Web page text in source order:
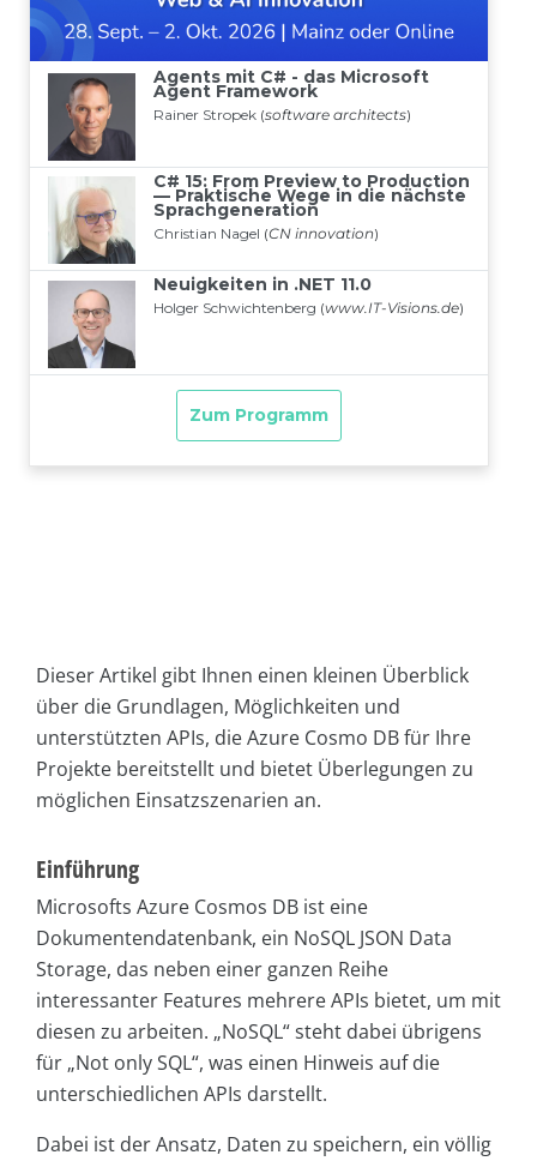
Dieser Artikel gibt Ihnen einen kleinen Überblick
über die Grundlagen, Möglichkeiten und
unterstützten APIs, die Azure Cosmo DB für Ihre
Projekte bereitstellt und bietet Überlegungen zu
möglichen Einsatzszenarien an.
Einführung
Microsofts Azure Cosmos DB ist eine
Dokumentendatenbank, ein NoSQL JSON Data
Storage, das neben einer ganzen Reihe
interessanter Features mehrere APIs bietet, um mit
diesen zu arbeiten. „NoSQL“ steht dabei übrigens
für „Not only SQL“, was einen Hinweis auf die
unterschiedlichen APIs darstellt.
Dabei ist der Ansatz, Daten zu speichern, ein völlig